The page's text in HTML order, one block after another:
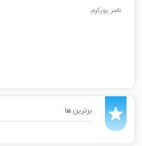
ناصر پورکرم
برترین ها